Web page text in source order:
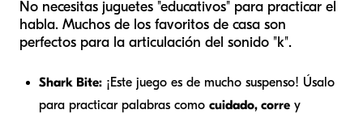
No necesitas juguetes "educativos" para practicar el
habla. Muchos de los favoritos de casa son
perfectos para la articulación del sonido "k".
Shark Bite: ¡Este juego es de mucho suspenso! Úsalo
para practicar palabras como cuidado, corre y